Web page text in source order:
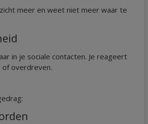
meer en weet niet meer waar te
in je sociale contacten. Je reageert
overdreven.